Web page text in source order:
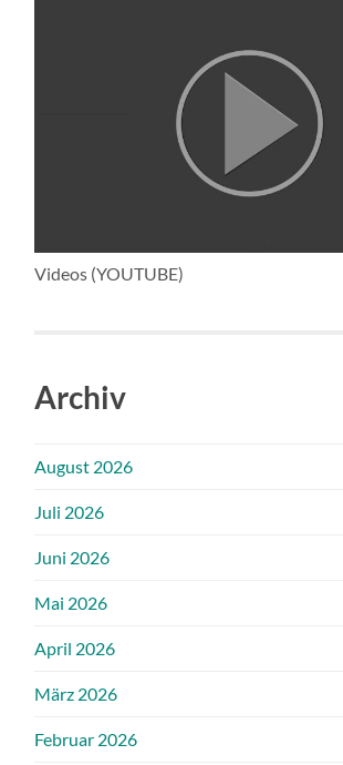
Videos (YOUTUBE)
Archiv
August 2026
Juli 2026
Juni 2026
Mai 2026
April 2026
März 2026
Februar 2026